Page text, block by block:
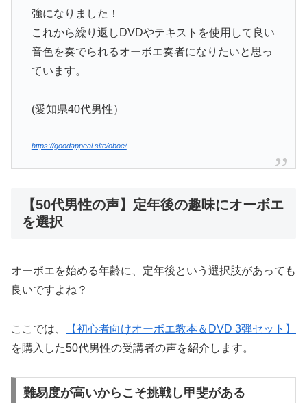
強になりました！
これから繰り返しDVDやテキストを使用して良い
音色を奏でられるオーボエ奏者になりたいと思っ
ています。
(愛知県40代男性）
https://goodappeal.site/oboe/
【50代男性の声】定年後の趣味にオーボエ
を選択
オーボエを始める年齢に、定年後という選択肢があっても
良いですよね？
ここでは、
【初心者向けオーボエ教本＆DVD 3弾セット】
を購入した50代男性の受講者の声を紹介します。
難易度が高いからこそ挑戦し甲斐がある